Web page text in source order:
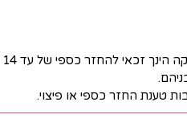
טענת החזר כספי או פיצוי.